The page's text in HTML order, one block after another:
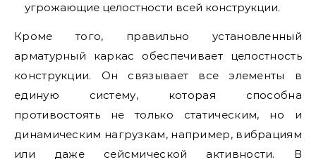
угрожающие целостности всей конструкции.
Кроме того, правильно установленный
арматурный каркас обеспечивает целостность
конструкции. Он связывает все элементы в
единую систему, которая способна
противостоять не только статическим, но и
динамическим нагрузкам, например, вибрациям
или даже сейсмической активности. В